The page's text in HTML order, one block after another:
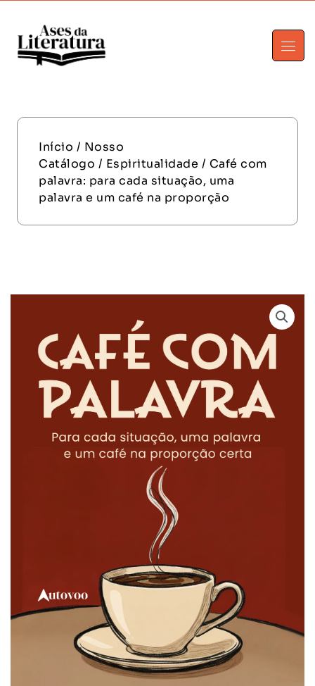
Início / Nosso
Catálogo / Espiritualidade / Café com
palavra: para cada situação, uma
palavra e um café na proporção